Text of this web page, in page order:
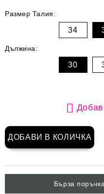
Размер Талия:
34
Дължина:
30
Бърза